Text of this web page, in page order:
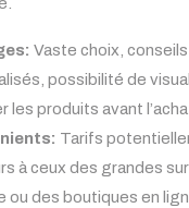
Vaste choix, conseils
possibilité de
les produits avant
Tarifs
à ceux des grandes
ou des boutiques en